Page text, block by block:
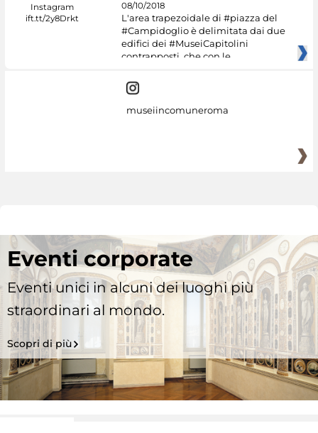
08/10/2018
L'area trapezoidale di #piazza del
#Campidoglio è delimitata dai due
edifici dei #MuseiCapitolini
contrapposti, che con le
museiincomuneroma
Eventi corporate
Eventi unici in alcuni dei luoghi più
straordinari al mondo.
Scopri di più